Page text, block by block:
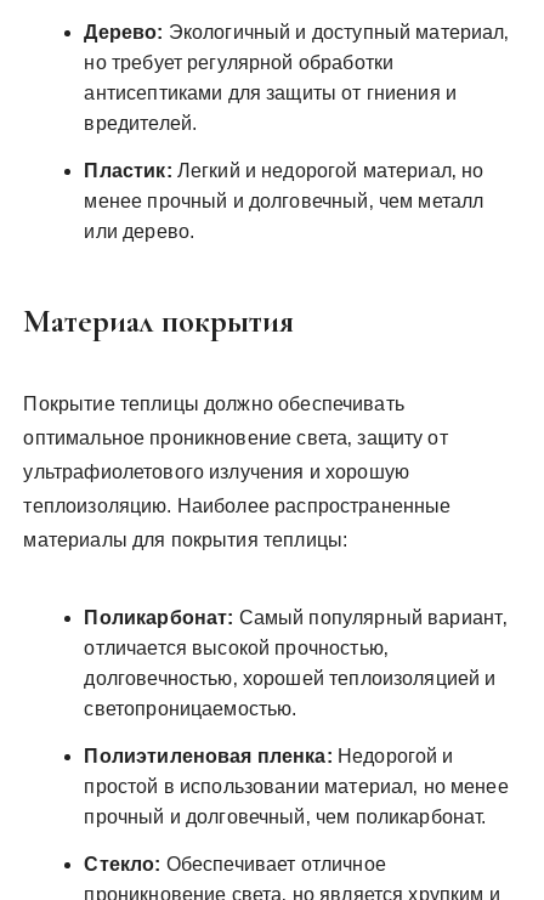
Дерево: Экологичный и доступный материал‚
но требует регулярной обработки
антисептиками для защиты от гниения и
вредителей.
Пластик: Легкий и недорогой материал‚ но
менее прочный и долговечный‚ чем металл
или дерево.
Материал покрытия
Покрытие теплицы должно обеспечивать
оптимальное проникновение света‚ защиту от
ультрафиолетового излучения и хорошую
теплоизоляцию. Наиболее распространенные
материалы для покрытия теплицы:
Поликарбонат: Самый популярный вариант‚
отличается высокой прочностью‚
долговечностью‚ хорошей теплоизоляцией и
светопроницаемостью.
Полиэтиленовая пленка: Недорогой и
простой в использовании материал‚ но менее
прочный и долговечный‚ чем поликарбонат.
Стекло: Обеспечивает отличное
проникновение света‚ но является хрупким и